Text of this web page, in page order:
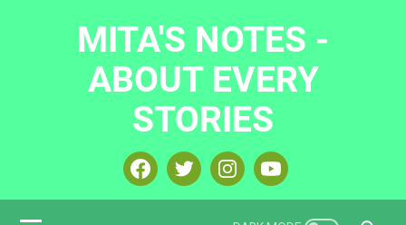
MITA'S NOTES -
ABOUT EVERY
STORIES